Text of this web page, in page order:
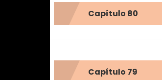
Capítulo 80
Capítulo 79